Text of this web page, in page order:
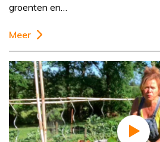
groenten en…
Meer